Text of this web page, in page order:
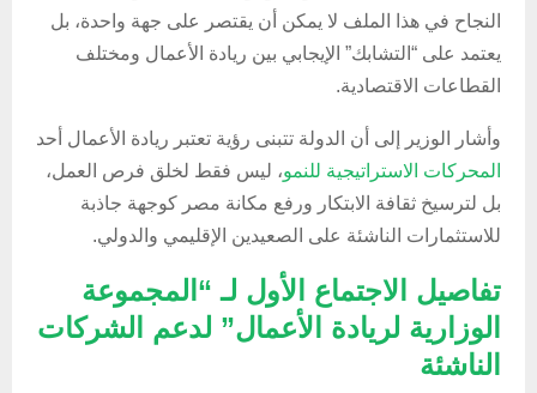
النجاح في هذا الملف لا يمكن أن يقتصر على جهة واحدة، بل
يعتمد على “التشابك” الإيجابي بين ريادة الأعمال ومختلف
القطاعات الاقتصادية.
وأشار الوزير إلى أن الدولة تتبنى رؤية تعتبر ريادة الأعمال أحد
المحركات الاستراتيجية للنمو، ليس فقط لخلق فرص العمل،
بل لترسيخ ثقافة الابتكار ورفع مكانة مصر كوجهة جاذبة
للاستثمارات الناشئة على الصعيدين الإقليمي والدولي.
تفاصيل الاجتماع الأول لـ “المجموعة
الوزارية لريادة الأعمال” لدعم الشركات
الناشئة